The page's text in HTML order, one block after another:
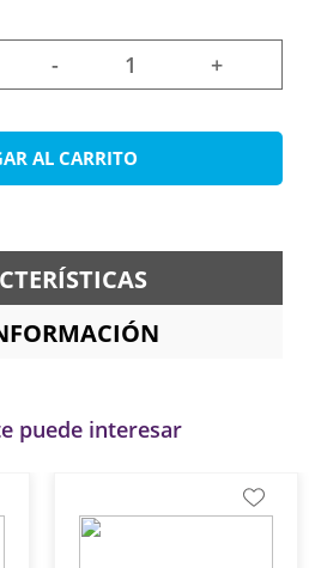
- +
AL CARRITO
puede interesar